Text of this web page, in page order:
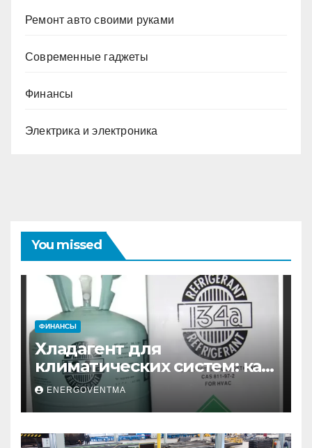
Ремонт авто своими руками
Современные гаджеты
Финансы
Электрика и электроника
You missed
ФИНАНСЫ
Хладагент для
климатических систем: как
выбрать и купить фреон в
Санкт-Петербурге
ENERGOVENTMA